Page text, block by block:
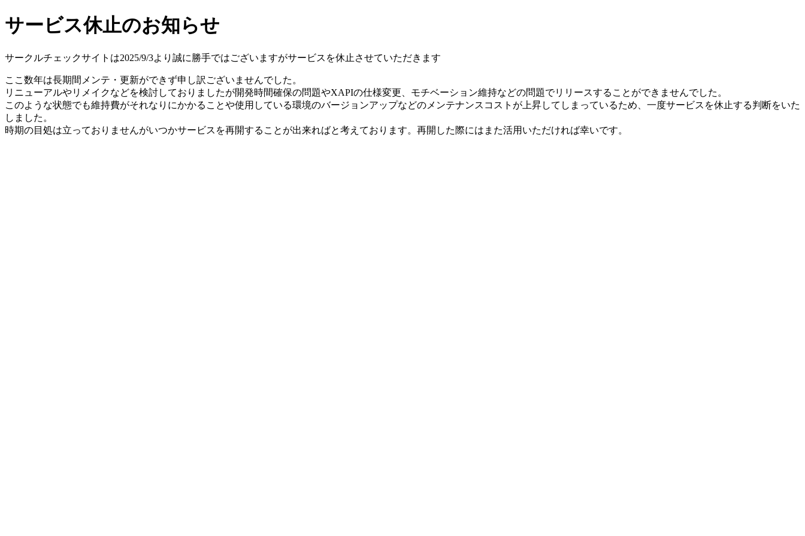
サービス休止のお知らせ
サークルチェックサイトは2025/9/3より誠に勝手ではございますがサービスを休止させていただきます
ここ数年は長期間メンテ・更新ができず申し訳ございませんでした。
リニューアルやリメイクなどを検討しておりましたが開発時間確保の問題やXAPIの仕様変更、モチベーション維持などの問題でリリースすることができませんでした。
このような状態でも維持費がそれなりにかかることや使用している環境のバージョンアップなどのメンテナンスコストが上昇してしまっているため、一度サービスを休止する判断をいた
しました。
時期の目処は立っておりませんがいつかサービスを再開することが出来ればと考えております。再開した際にはまた活用いただければ幸いです。